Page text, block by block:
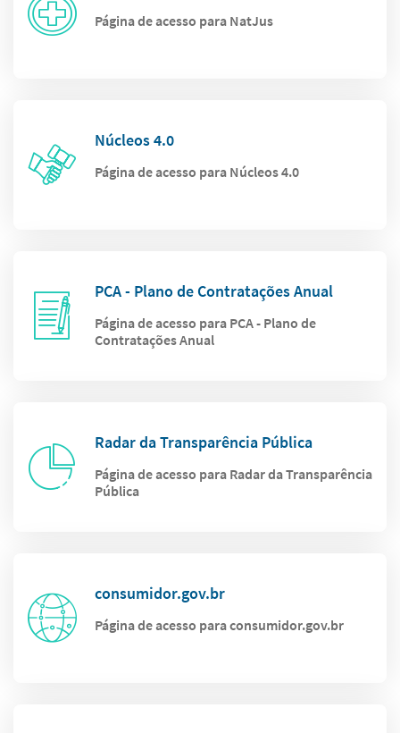
Página de acesso para NatJus
Núcleos 4.0
Página de acesso para Núcleos 4.0
PCA - Plano de Contratações Anual
Página de acesso para PCA - Plano de
Contratações Anual
Radar da Transparência Pública
Página de acesso para Radar da Transparência
Pública
consumidor.gov.br
Página de acesso para consumidor.gov.br